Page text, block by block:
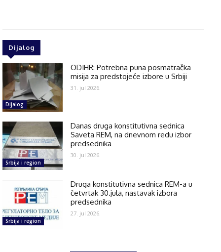
Dijalog
Dijalog
ODIHR: Potrebna puna posmatračka
misija za predstojeće izbore u Srbiji
31. jul 2026.
Srbija i region
Danas druga konstitutivna sednica
Saveta REM, na dnevnom redu izbor
predsednika
30. jul 2026.
Srbija i region
Druga konstitutivna sednica REM-a u
četvrtak 30.jula, nastavak izbora
predsednika
27. jul 2026.